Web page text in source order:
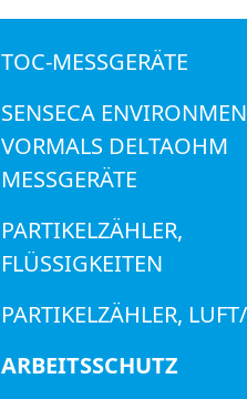
TOC-MESSGERÄTE
SENSECA
VORMALS DELTAOHM
MESSGERÄTE
PARTIKELZÄHLER,
FLÜSSIGKEITEN
PARTIKELZÄHLER,
ARBEITSSCHUTZ